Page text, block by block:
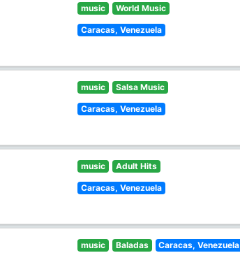
music World Music
Caracas, Venezuela
music Salsa Music
Caracas, Venezuela
music Adult Hits
Caracas, Venezuela
music Baladas Caracas, Venezuela